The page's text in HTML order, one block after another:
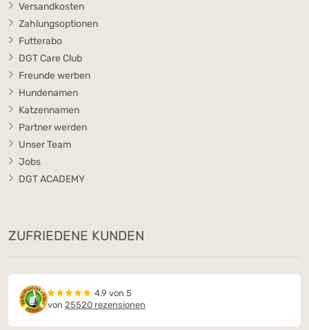
Versandkosten
Zahlungsoptionen
Futterabo
DGT Care Club
Freunde werben
Hundenamen
Katzennamen
Partner werden
Unser Team
Jobs
DGT ACADEMY
ZUFRIEDENE KUNDEN
4.9 von 5
von 25520 rezensionen